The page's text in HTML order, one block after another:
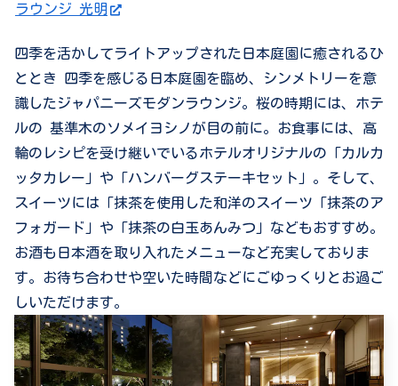
ラウンジ 光明
四季を活かしてライトアップされた日本庭園に癒されるひ
ととき 四季を感じる日本庭園を臨め、シンメトリーを意
識したジャパニーズモダンラウンジ。桜の時期には、ホテ
ルの 基準木のソメイヨシノが目の前に。お食事には、高
輪のレシピを受け継いでいるホテルオリジナルの「カルカ
ッタカレー」や「ハンバーグステーキセット」。そして、
スイーツには「抹茶を使用した和洋のスイーツ「抹茶のア
フォガード」や「抹茶の白玉あんみつ」などもおすすめ。
お酒も日本酒を取り入れたメニューなど充実しておりま
す。お待ち合わせや空いた時間などにごゆっくりとお過ご
しいただけます。